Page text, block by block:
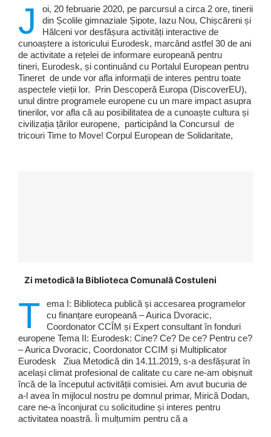
J
oi, 20 februarie 2020, pe parcursul a circa 2 ore, tinerii
din Școlile gimnaziale Șipote, Iazu Nou, Chișcăreni și
Hălceni vor desfășura activități interactive de
cunoaștere a istoricului Eurodesk, marcând astfel 30 de ani
de activitate a rețelei de informare europeană pentru
tineri, Eurodesk, și continuând cu Portalul European pentru
Tineret de unde vor afla informații de interes pentru toate
aspectele vieții lor. Prin Descoperă Europa (DiscoverEU),
unul dintre programele europene cu un mare impact asupra
tinerilor, vor afla că au posibilitatea de a cunoaște cultura și
civilizația țărilor europene, participând la Concursul de
tricouri Time to Move! Corpul European de Solidaritate,
Zi metodică la Biblioteca Comunală Costuleni
T
ema I: Biblioteca publică și accesarea programelor
cu finanțare europeană – Aurica Dvoracic,
Coordonator CCÎM și Expert consultant în fonduri
europene Tema II: Eurodesk: Cine? Ce? De ce? Pentru ce?
– Aurica Dvoracic, Coordonator CCIM și Multiplicator
Eurodesk Ziua Metodică din 14.11.2019, s-a desfășurat în
același climat profesional de calitate cu care ne-am obișnuit
încă de la începutul activității comisiei. Am avut bucuria de
a-l avea în mijlocul nostru pe domnul primar, Mirică Dodan,
care ne-a înconjurat cu solicitudine și interes pentru
activitatea noastră. Îi mulțumim pentru că a